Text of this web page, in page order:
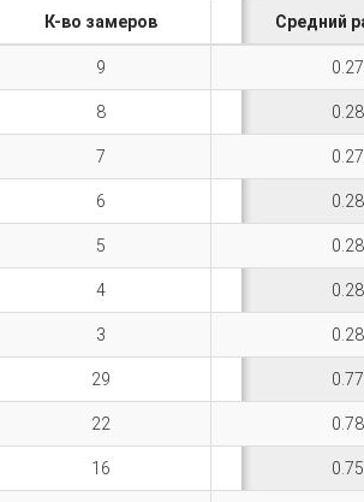
К-во замеров Средний
9 0.27
8 0.28
7 0.27
6 0.28
5 0.28
4 0.28
3 0.28
29 0.77
22 0.78
16 0.75